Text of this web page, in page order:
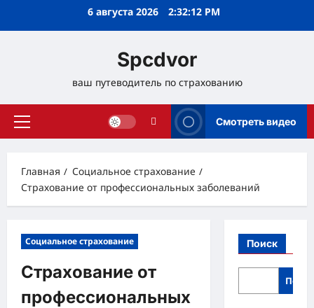
6 августа 2026 2:32:13 PM
Spcdvor
ваш путеводитель по страхованию
Основное
Смотреть видео
Главная
Социальное страхование
Страхование от профессиональных заболеваний
Социальное страхование
Страхование от
профессиональных
Поиск
Поиск